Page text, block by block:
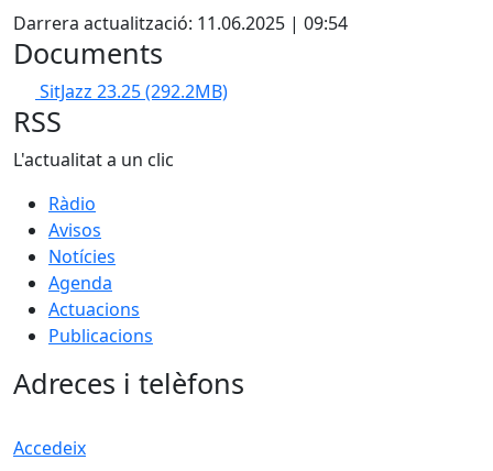
Darrera actualització: 11.06.2025 | 09:54
Documents
SitJazz 23.25(292.2MB)
RSS
L'actualitat a un clic
Ràdio
Avisos
Notícies
Agenda
Actuacions
Publicacions
Adreces i telèfons
Accedeix